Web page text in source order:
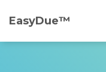
EasyDue™️